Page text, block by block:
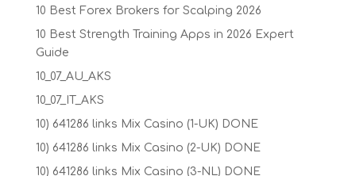
10 Best Forex Brokers for Scalping 2026
10 Best Strength Training Apps in 2026 Expert
Guide
10_07_AU_AKS
10_07_IT_AKS
10) 641286 links Mix Casino (1-UK) DONE
10) 641286 links Mix Casino (2-UK) DONE
10) 641286 links Mix Casino (3-NL) DONE